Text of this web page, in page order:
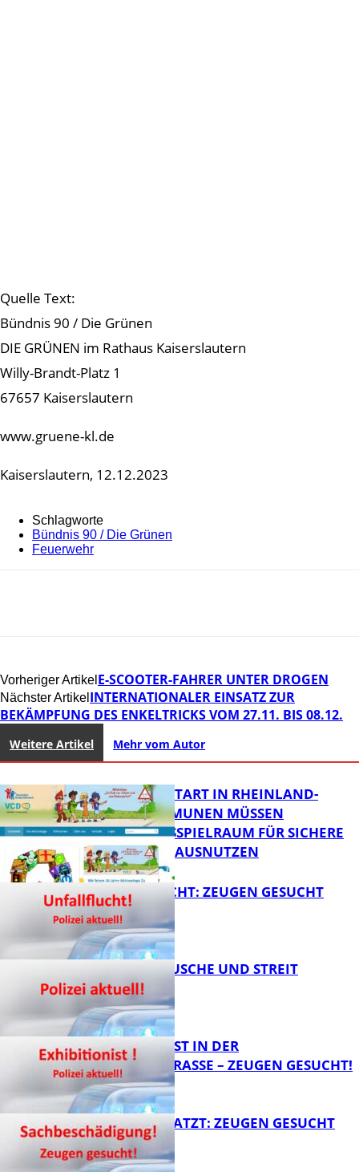
Quelle Text:
Bündnis 90 / Die Grünen
DIE GRÜNEN im Rathaus Kaiserslautern
Willy-Brandt-Platz 1
67657 Kaiserslautern
www.gruene-kl.de
Kaiserslautern, 12.12.2023
Schlagworte
Bündnis 90 / Die Grünen
Feuerwehr
Vorheriger Artikel E-SCOOTER-FAHRER UNTER DROGEN
Nächster Artikel INTERNATIONALER EINSATZ ZUR
BEKÄMPFUNG DES ENKELTRICKS VOM 27.11. BIS 08.12.
Weitere Artikel Mehr vom Autor
ZUM SCHULSTART IN RHEINLAND-
PFALZ: KOMMUNEN MÜSSEN
HANDLUNGSSPIELRAUM FÜR SICHERE
SCHULWEGE AUSNUTZEN
UNFALLFLUCHT: ZEUGEN GESUCHT
KNALLGERÄUSCHE UND STREIT
EXHIBITIONIST IN DER
VELMANNSTRASSE – ZEUGEN GESUCHT!
AUTO ZERKRATZT: ZEUGEN GESUCHT